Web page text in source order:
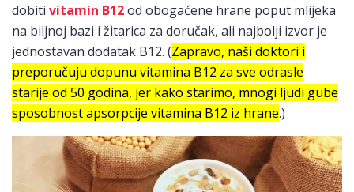
dobiti vitamin B12od obogaćene hrane poput mlijeka
na biljnoj bazi i žitarica za doručak, ali najbolji izvor je
jednostavan dodatak B12. (Zapravo, naši doktori i
preporučuju dopunu vitamina B12 za sve odrasle
starije od 50 godina, jer kako starimo, mnogi ljudi gube
sposobnost apsorpcije vitamina B12 iz hrane.)